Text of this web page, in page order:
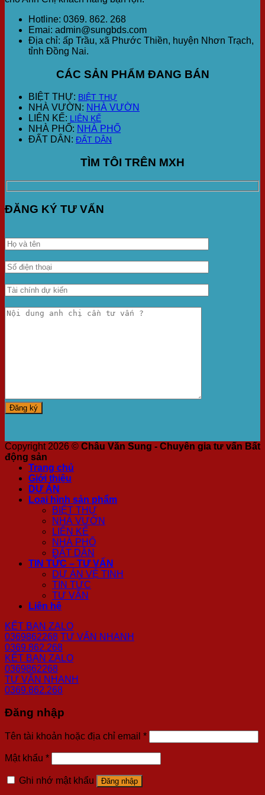
Hotline: 0369. 862. 268
Emai: admin@sungbds.com
Địa chỉ: ấp Trầu, xã Phước Thiền, huyện Nhơn Trạch,
tỉnh Đồng Nai.
CÁC SẢN PHẨM ĐANG BÁN
BIỆT THỰ: BIỆT THỰ
NHÀ VƯỜN: NHÀ VƯỜN
LIÊN KẾ: LIÊN KẾ
NHÀ PHỐ: NHÀ PHỐ
ĐẤT DÂN: ĐẤT DÂN
TÌM TÔI TRÊN MXH
ĐĂNG KÝ TƯ VẤN
Copyright 2026 © Châu Văn Sung - Chuyên gia tư vấn Bất
động sản
Trang chủ
Giới thiệu
DỰ ÁN
Loại hình sản phẩm
BIỆT THỰ
NHÀ VƯỜN
LIÊN KẾ
NHÀ PHỐ
ĐẤT DÂN
TIN TỨC – TƯ VẤN
DỰ ÁN VỆ TINH
TIN TỨC
TƯ VẤN
Liên hệ
KẾT BẠN ZALO
0369862268 TƯ VẤN NHANH
0369.862.268
KẾT BẠN ZALO
0369862268
TƯ VẤN NHANH
0369.862.268
Đăng nhập
Tên tài khoản hoặc địa chỉ email *
Mật khẩu *
Ghi nhớ mật khẩu Đăng nhập